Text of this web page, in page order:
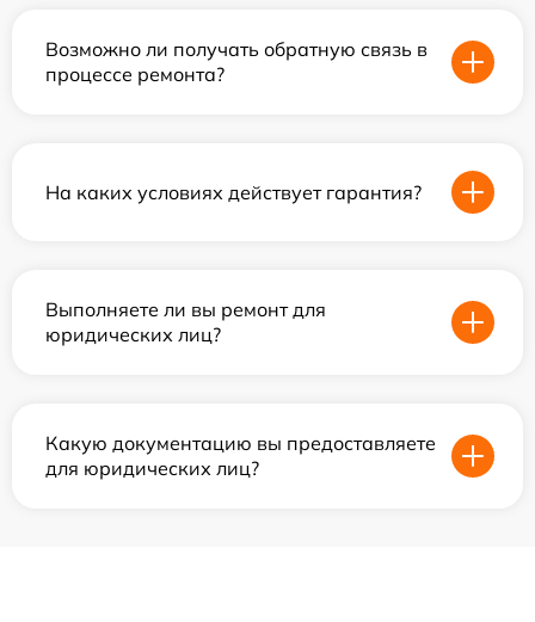
Возможно ли получать обратную связь в
процессе ремонта?
На каких условиях действует гарантия?
Выполняете ли вы ремонт для
юридических лиц?
Какую документацию вы предоставляете
для юридических лиц?